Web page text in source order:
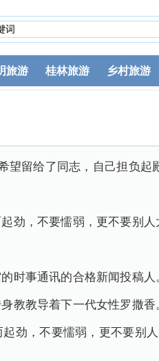
旅游 桂林旅游 乡村旅游
望留给了同志，自己担负起
劲，不要懦弱，更不要别人
时事通讯的合格新闻投稿人
教教导着下一代女性罗撒香
劲，不要懦弱，更不要别